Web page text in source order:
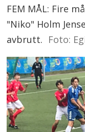
FEM MÅL: Fire
"Niko" Holm
avbrutt. Foto: